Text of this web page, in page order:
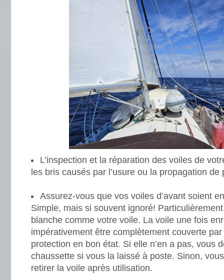
L’inspection et la réparation des voiles de
les bris causés par l’usure ou la propagation
Assurez-vous que vos voiles d’avant soient
Simple, mais si souvent ignoré!
blanche comme votre voile. La voile une fois
impérativement être complètement couverte
protection en bon état. Si elle n’en a pas, vous
chaussette si vous la laissé à poste. Sinon,
retirer la voile après utilisation.